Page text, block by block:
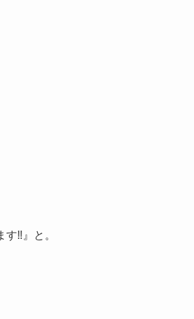
‼︎』と。